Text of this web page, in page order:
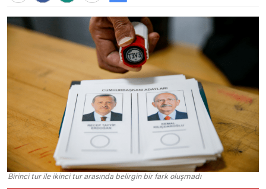
Birinci tur ile ikinci tur arasında belirgin bir fark oluşmadı